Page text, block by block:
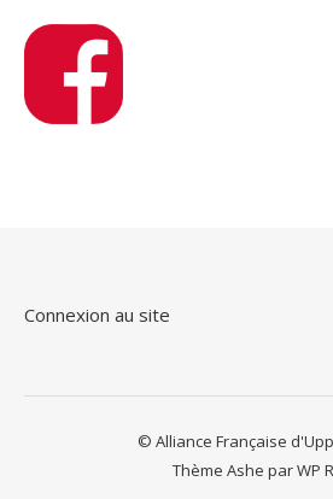
Connexion au site
© Alliance Française
Thème Ashe parWP